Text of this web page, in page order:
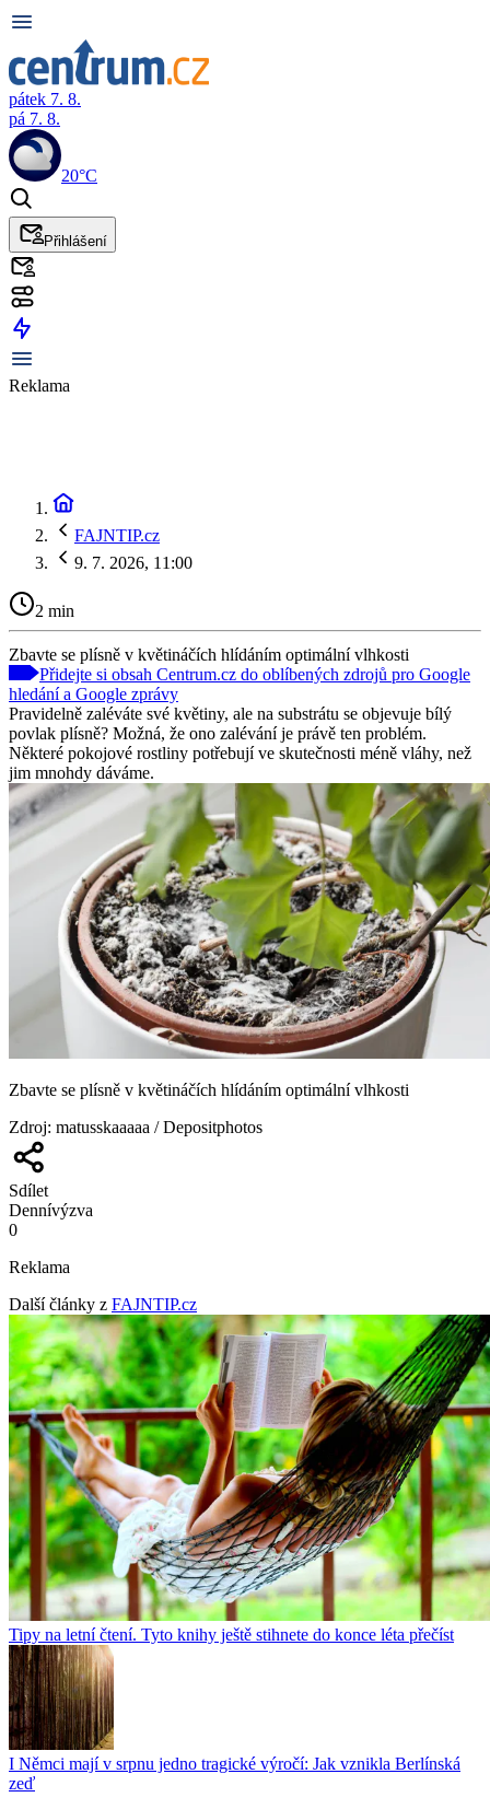
pátek 7. 8.
pá 7. 8.
20°C
Přihlášení
Reklama
FAJNTIP.cz
9. 7. 2026, 11:00
2 min
Zbavte se plísně v květináčích hlídáním optimální vlhkosti
Přidejte si obsah Centrum.cz do oblíbených zdrojů pro Google
hledání a Google zprávy
Pravidelně zaléváte své květiny, ale na substrátu se objevuje bílý
povlak plísně? Možná, že ono zalévání je právě ten problém.
Některé pokojové rostliny potřebují ve skutečnosti méně vláhy, než
jim mnohdy dáváme.
Zbavte se plísně v květináčích hlídáním optimální vlhkosti
Zdroj: matusskaaaaa / Depositphotos
Sdílet
Dennívýzva
0
Reklama
Další články z FAJNTIP.cz
Tipy na letní čtení. Tyto knihy ještě stihnete do konce léta přečíst
I Němci mají v srpnu jedno tragické výročí: Jak vznikla Berlínská
zeď